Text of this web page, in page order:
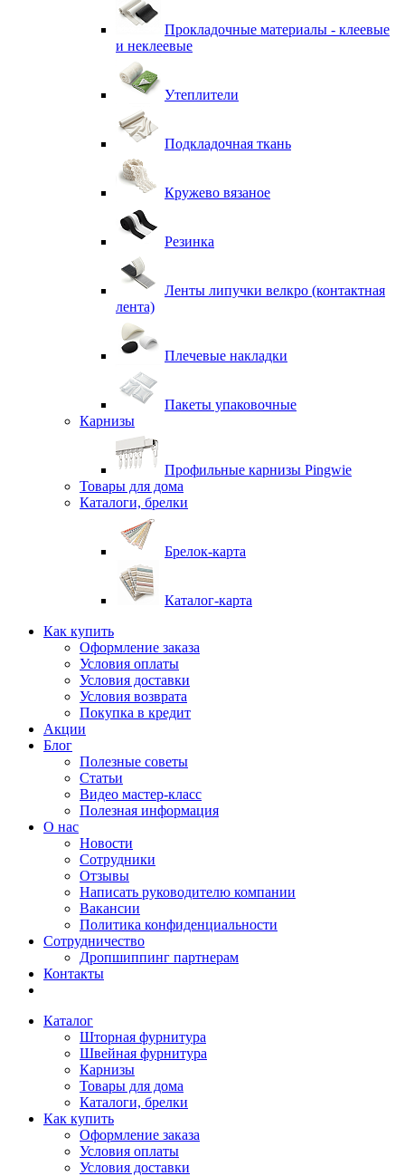
Прокладочные материалы - клеевые
и неклеевые
Утеплители
Подкладочная ткань
Кружево вязаное
Резинка
Ленты липучки велкро (контактная
лента)
Плечевые накладки
Пакеты упаковочные
Карнизы
Профильные карнизы Pingwie
Товары для дома
Каталоги, брелки
Брелок-карта
Каталог-карта
Как купить
Оформление заказа
Условия оплаты
Условия доставки
Условия возврата
Покупка в кредит
Акции
Блог
Полезные советы
Статьи
Видео мастер-класс
Полезная информация
О нас
Новости
Сотрудники
Отзывы
Написать руководителю компании
Вакансии
Политика конфиденциальности
Сотрудничество
Дропшиппинг партнерам
Контакты
Каталог
Шторная фурнитура
Швейная фурнитура
Карнизы
Товары для дома
Каталоги, брелки
Как купить
Оформление заказа
Условия оплаты
Условия доставки